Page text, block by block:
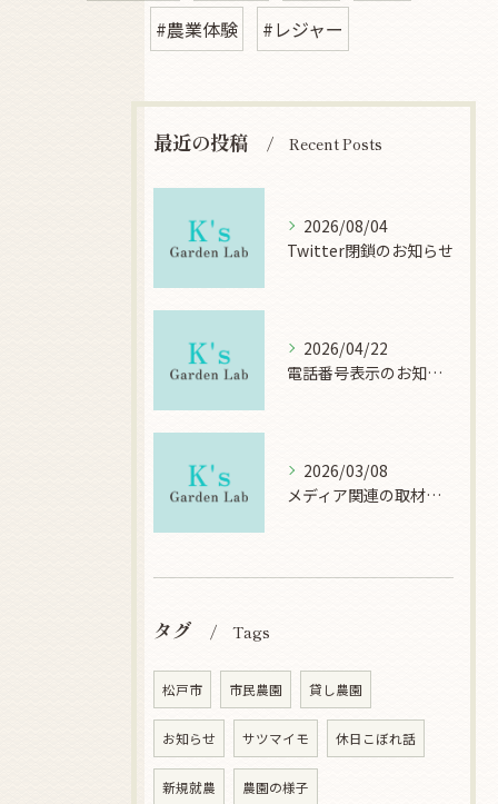
#農業体験
#レジャー
最近の投稿 Recent Posts
2026/08/04
Twitter閉鎖のお知らせ
2026/04/22
電話番号表示のお知らせ
2026/03/08
メディア関連の取材について
タグ Tags
松戸市 市民農園 貸し農園
お知らせ サツマイモ 休日こぼれ話
新規就農 農園の様子